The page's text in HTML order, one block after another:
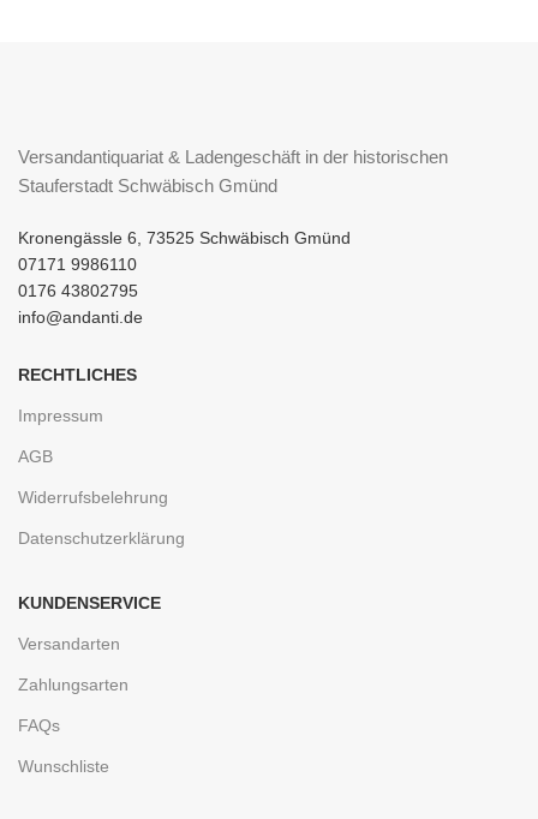
Versandantiquariat & Ladengeschäft in der historischen
Stauferstadt Schwäbisch Gmünd
Kronengässle 6, 73525 Schwäbisch Gmünd
07171 9986110
0176 43802795
info@andanti.de
RECHTLICHES
Impressum
AGB
Widerrufsbelehrung
Datenschutzerklärung
KUNDENSERVICE
Versandarten
Zahlungsarten
FAQs
Wunschliste